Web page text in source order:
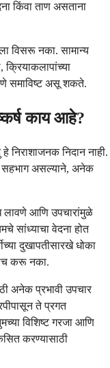
किंवा ताण असताना
विसरू नका. सामान्य
क्रियाकलापांच्या
समाविष्ट असू शकते.
काय आहे?
निदान नाही.
सहभाग असल्याने, अनेक
लावणे आणि उपचारांमुळे
सांध्याचा वेदना होत
दुखापतीसारखे धोका
करू नका.
अनेक प्रभावी उपचार
ते प्रगत
विशिष्ट गरजा आणि
करण्यासाठी